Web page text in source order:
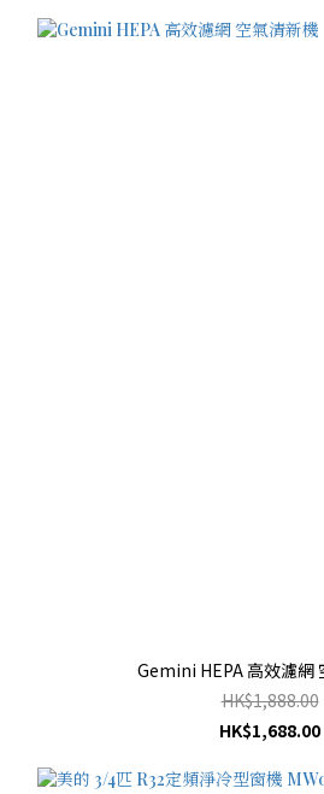
Gemini HEPA 高效濾網
HK$1,888.00
HK$1,688.00